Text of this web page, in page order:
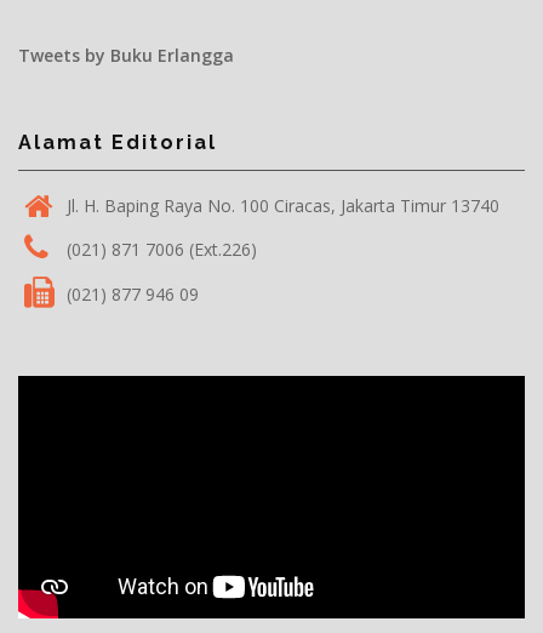
Tweets by Buku Erlangga
Alamat Editorial
Jl. H. Baping Raya No. 100 Ciracas, Jakarta Timur 13740
(021) 871 7006 (Ext.226)
(021) 877 946 09